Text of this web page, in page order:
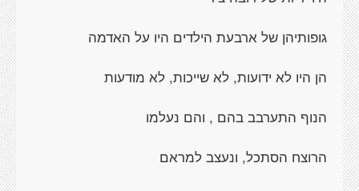
גופותיהן של ארבעת הילדים היו על האדמה
הן היו לא ידועות, לא שייכות, לא מודעות
הנוף התערבב בהם , והם נעלמו
הרוצח הסתכל, ונעצב למראם